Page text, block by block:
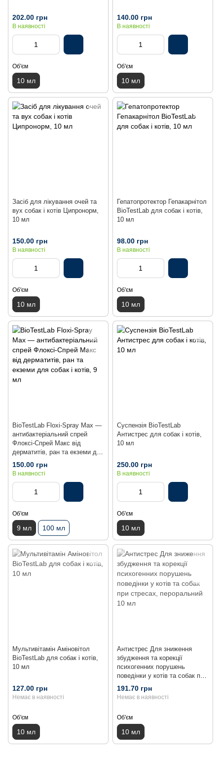
202.00 грн
В наявності
Об'єм
10 мл
140.00 грн
В наявності
Об'єм
10 мл
Засіб для лікування очей та
вух собак і котів Ципронорм,
10 мл
150.00 грн
В наявності
Об'єм
10 мл
Гепатопротектор Гепакарнітол
BioTestLab для собак і котів,
10 мл
98.00 грн
В наявності
Об'єм
10 мл
BioTestLab Floxi-Spray Max —
антибактеріальний спрей
Флоксі-Спрей Макс від
дерматитів, ран та екземи для
собак і котів, 9 мл
150.00 грн
В наявності
Об'єм
9 мл 100 мл
Суспензія BioTestLab
Антистрес для собак і котів,
10 мл
250.00 грн
В наявності
Об'єм
10 мл
Мультивітамін Аміновітол
BioTestLab для собак і котів,
10 мл
127.00 грн
Немає в наявності
Об'єм
10 мл
Антистрес Для зниження
збудження та корекції
психогенних порушень
поведінки у котів та собак при
стресах, пероральний 10 мл
191.70 грн
Немає в наявності
Об'єм
10 мл